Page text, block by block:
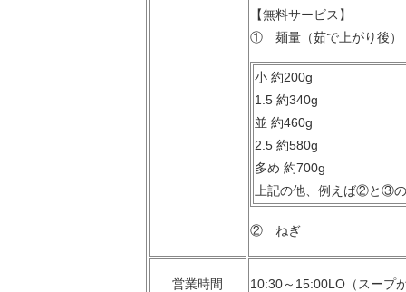
【無料サービス】
① 麺量（茹で上がり後）
小 約200g
1.5 約340g
並 約460g
2.5 約580g
多め 約700g
上記の他、例えば②と③
② ねぎ
営業時間 10:30～15:00LO（スープ